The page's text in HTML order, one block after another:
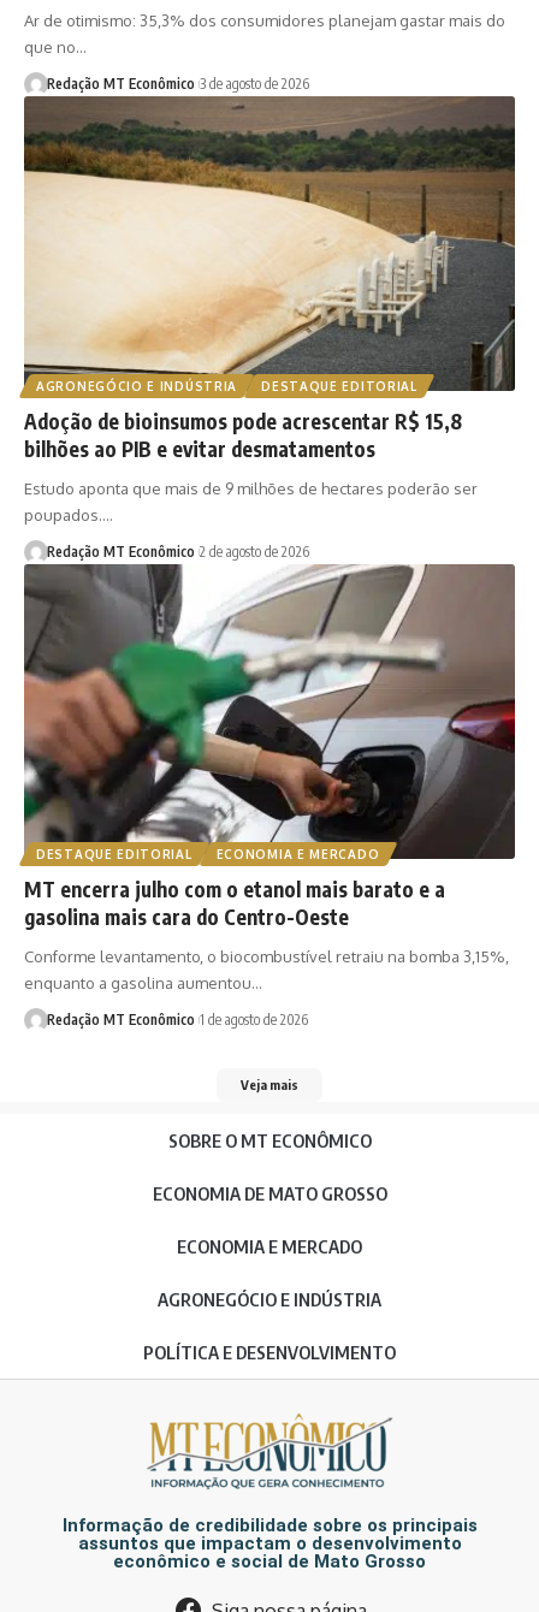
Ar de otimismo: 35,3% dos consumidores planejam gastar mais do
que no…
Redação MT Econômico 3 de agosto de 2026
AGRONEGÓCIO E INDÚSTRIA DESTAQUE EDITORIAL
Adoção de bioinsumos pode acrescentar R$ 15,8
bilhões ao PIB e evitar desmatamentos
Estudo aponta que mais de 9 milhões de hectares poderão ser
poupados.…
Redação MT Econômico 2 de agosto de 2026
DESTAQUE EDITORIAL ECONOMIA E MERCADO
MT encerra julho com o etanol mais barato e a
gasolina mais cara do Centro-Oeste
Conforme levantamento, o biocombustível retraiu na bomba 3,15%,
enquanto a gasolina aumentou…
Redação MT Econômico 1 de agosto de 2026
Veja mais
SOBRE O MT ECONÔMICO
ECONOMIA DE MATO GROSSO
ECONOMIA E MERCADO
AGRONEGÓCIO E INDÚSTRIA
POLÍTICA E DESENVOLVIMENTO
Informação de credibilidade sobre os principais
assuntos que impactam o desenvolvimento
econômico e social de Mato Grosso